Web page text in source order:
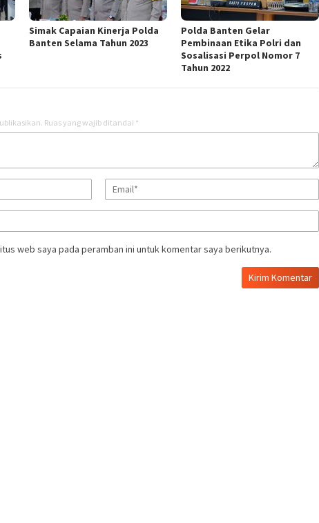
Simak Capaian Kinerja Polda
Banten Selama Tahun 2023
Polda Banten Gelar
Pembinaan Etika Polri dan
Sosalisasi Perpol Nomor 7
Tahun 2022
Ruas yang wajib ditandai *
web saya pada peramban ini untuk komentar saya berikutnya.